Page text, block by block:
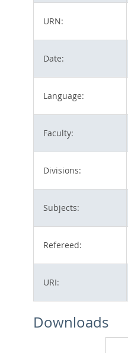
URN:
Date:
Language:
Faculty:
Divisions:
Subjects:
Refereed:
URI:
Downloads